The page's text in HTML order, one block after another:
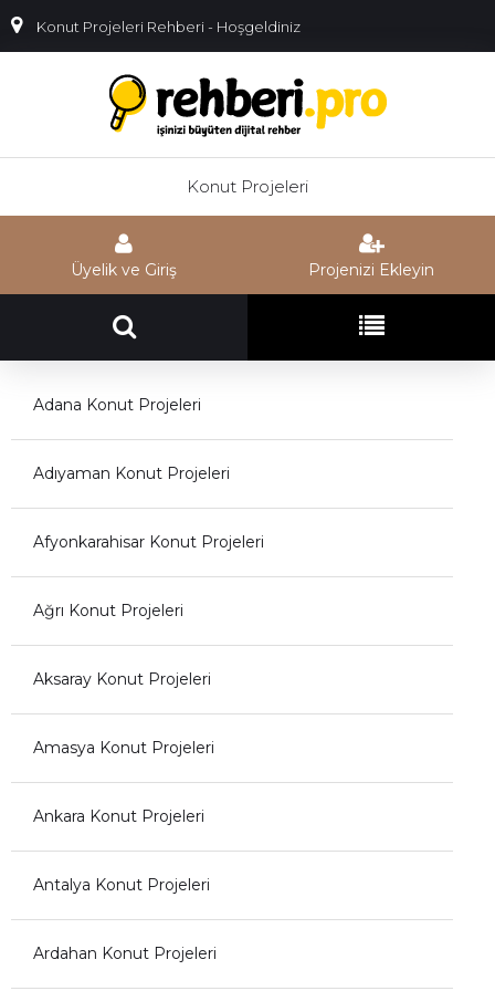
Konut Projeleri Rehberi - Hoşgeldiniz
Konut Projeleri
Üyelik ve Giriş Projenizi Ekleyin
Adana Konut Projeleri
Adıyaman Konut Projeleri
Afyonkarahisar Konut Projeleri
Ağrı Konut Projeleri
Aksaray Konut Projeleri
Amasya Konut Projeleri
Ankara Konut Projeleri
Antalya Konut Projeleri
Ardahan Konut Projeleri